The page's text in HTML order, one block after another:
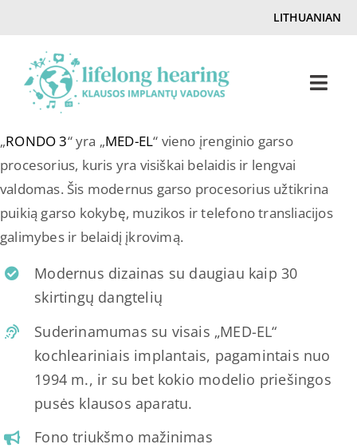
content
LITHUANIAN
Pradžia
Klausa & klausos praradimas
Klausos implantų žurnalas
Klausos Ambasadoriai
Susisiekti
„RONDO 3“ yra „MED-EL“ vieno įrenginio garso
procesorius, kuris yra visiškai belaidis ir lengvai
valdomas. Šis modernus garso procesorius užtikrina
puikią garso kokybę, muzikos ir telefono transliacijos
galimybes ir belaidį įkrovimą.
Modernus dizainas su daugiau kaip 30
skirtingų dangtelių
Suderinamumas su visais „MED-EL“
kochleariniais implantais, pagamintais nuo
1994 m., ir su bet kokio modelio priešingos
pusės klausos aparatu.
Fono triukšmo mažinimas